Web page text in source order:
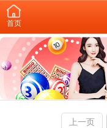
首页
上一页